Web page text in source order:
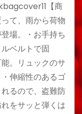
【商
て、雨から荷物
場。・お手持ち
ベルトで固
。リュックのサ
伸縮性のあるゴ
るので、盗難防
をサッと弾くは